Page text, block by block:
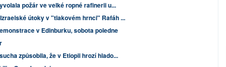
požár ve velké ropné rafinerii u...
útoky v "tlakovém hrnci" Rafáh ...
v Edinburku, sobota poledne
způsobila, že v Etiopii hrozí hlado...